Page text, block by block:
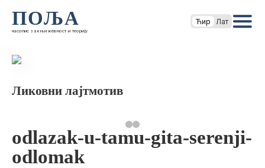
ПОЉА
часопис за књижевност и теорију
Ћир Лат
Ликовни лајтмотив
odlazak-u-tamu-gita-serenji-
odlomak